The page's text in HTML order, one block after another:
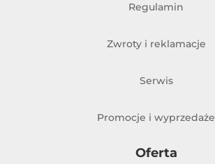
Regulamin
Zwroty i reklamacje
Serwis
Promocje i wyprzedaże
Oferta